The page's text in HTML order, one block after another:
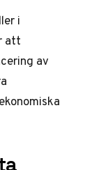
i
att
av